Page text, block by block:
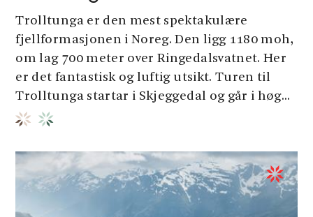
Trolltunga er den mest spektakulære
fjellformasjonen i Noreg. Den ligg 1180 moh,
om lag 700 meter over Ringedalsvatnet. Her
er det fantastisk og luftig utsikt. Turen til
Trolltunga startar i Skjeggedal og går i høg...